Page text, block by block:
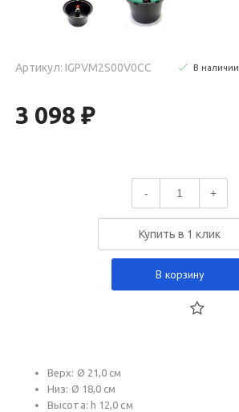
Артикул: IGPVM2S00V0CC В наличии
3 098 ₽
- +
Купить в 1 клик
В корзину
Верх: Ø 21,0 см
Низ: Ø 18,0 см
Высота: h 12,0 см